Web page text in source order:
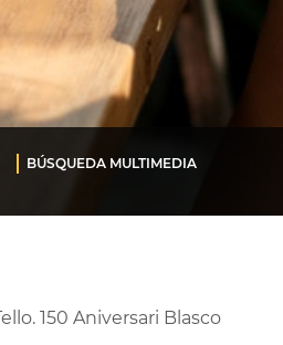
BÚSQUEDA MULTIMEDIA
150 Aniversari Blasco